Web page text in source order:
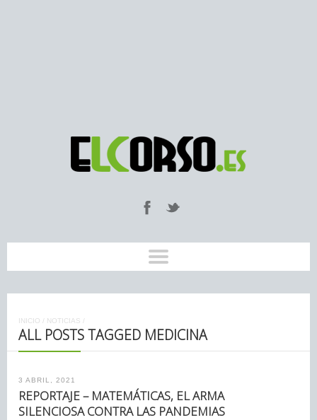
INICIO / NOTICIAS /
ALL POSTS TAGGED MEDICINA
3 ABRIL, 2021
REPORTAJE – MATEMÁTICAS, EL ARMA
SILENCIOSA CONTRA LAS PANDEMIAS